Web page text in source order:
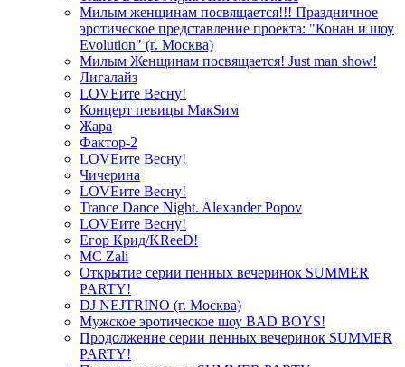
Милым женщинам посвящается!!! Праздничное
эротическое представление проекта: "Конан и шоу
Evolution" (г. Москва)
Милым Женщинам посвящается! Just man show!
Лигалайз
LOVEите Весну!
Концерт певицы МакSим
Жара
Фактор-2
LOVEите Весну!
Чичерина
LOVEите Весну!
Trance Dance Night. Alexander Popov
LOVEите Весну!
Егор Крид/KReeD!
MC Zali
Открытие серии пенных вечеринок SUMMER
PARTY!
DJ NEJTRINO (г. Москва)
Мужское эротическое шоу BAD BOYS!
Продолжение серии пенных вечеринок SUMMER
PARTY!